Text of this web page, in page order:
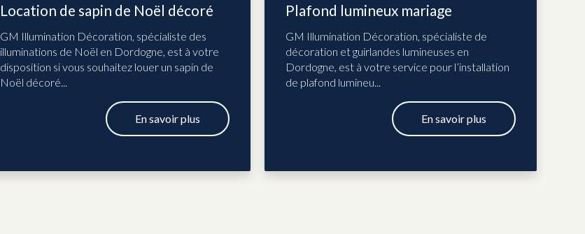
Location de sapin de Noël décoré
GM Illumination Décoration, spécialiste des
illuminations de Noël en Dordogne, est à votre
disposition si vous souhaitez louer un sapin de
Noël décoré...
En savoir plus
Plafond lumineux mariage
GM Illumination Décoration, spécialiste de
décoration et guirlandes lumineuses en
Dordogne, est à votre service pour l’installation
de plafond lumineu...
En savoir plus